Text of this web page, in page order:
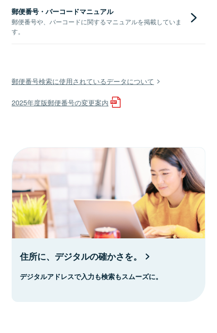
郵便番号・バーコードマニュアル
郵便番号や、バーコードに関するマニュアルを掲載していま
す。
郵便番号検索に使用されているデータについて
2025年度版郵便番号の変更案内
住所に、デジタルの確かさを。
デジタルアドレスで入力も検索もスムーズに。